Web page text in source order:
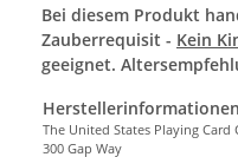
Bei diesem Produkt
Zauberrequisit - Kein
geeignet.
The United States Playing Card
300 Gap Way